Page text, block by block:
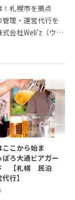
！札幌市を拠点
管理・運営代行を
会社Weli’z（ウィ
訪れる小樽市。
こから始ま
ろ大通ビアガー
【札幌 民泊
行】